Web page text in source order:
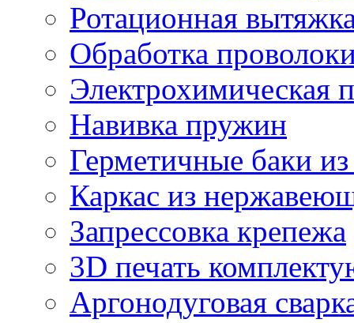
Ротационная
Обработка
Электрохимическая
Навивка пружин
Герметичные баки
Каркас из
Запрессовка крепежа
3D печать
Аргонодуговая